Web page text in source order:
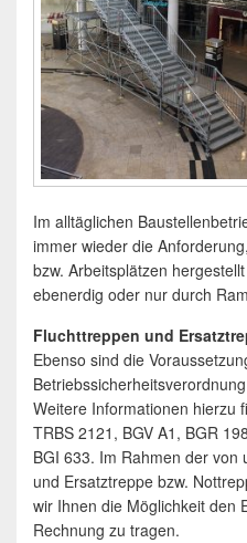
Im alltäglichen
immer wieder die
bzw. Arbeitsplätzen
ebenerdig oder nur durch
Fluchttreppen und
Ebenso sind die
Weitere Informationen hierzu
TRBS 2121, BGV A1, BGR
BGI 633. Im Rahmen der
und Ersatztreppe bzw.
wir Ihnen die Möglichkeit den
Rechnung zu tragen.